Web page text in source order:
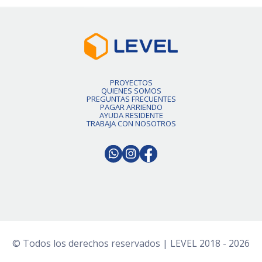
PROYECTOS
QUIENES SOMOS
PREGUNTAS FRECUENTES
PAGAR ARRIENDO
AYUDA RESIDENTE
TRABAJA CON NOSOTROS
© Todos los derechos reservados | LEVEL 2018 - 2026